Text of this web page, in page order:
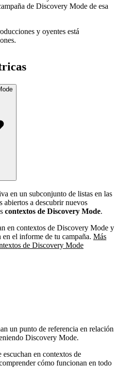
de Discovery Mode de esa
y oyentes está
en un subconjunto de listas en las
abiertos a descubrir nuevos
contextos de Discovery Mode.
en contextos de Discovery Mode y
en el informe de tu campaña. Más
de Discovery Mode
un punto de referencia en relación
Discovery Mode.
escuchan en contextos de
cómo funcionan en todo